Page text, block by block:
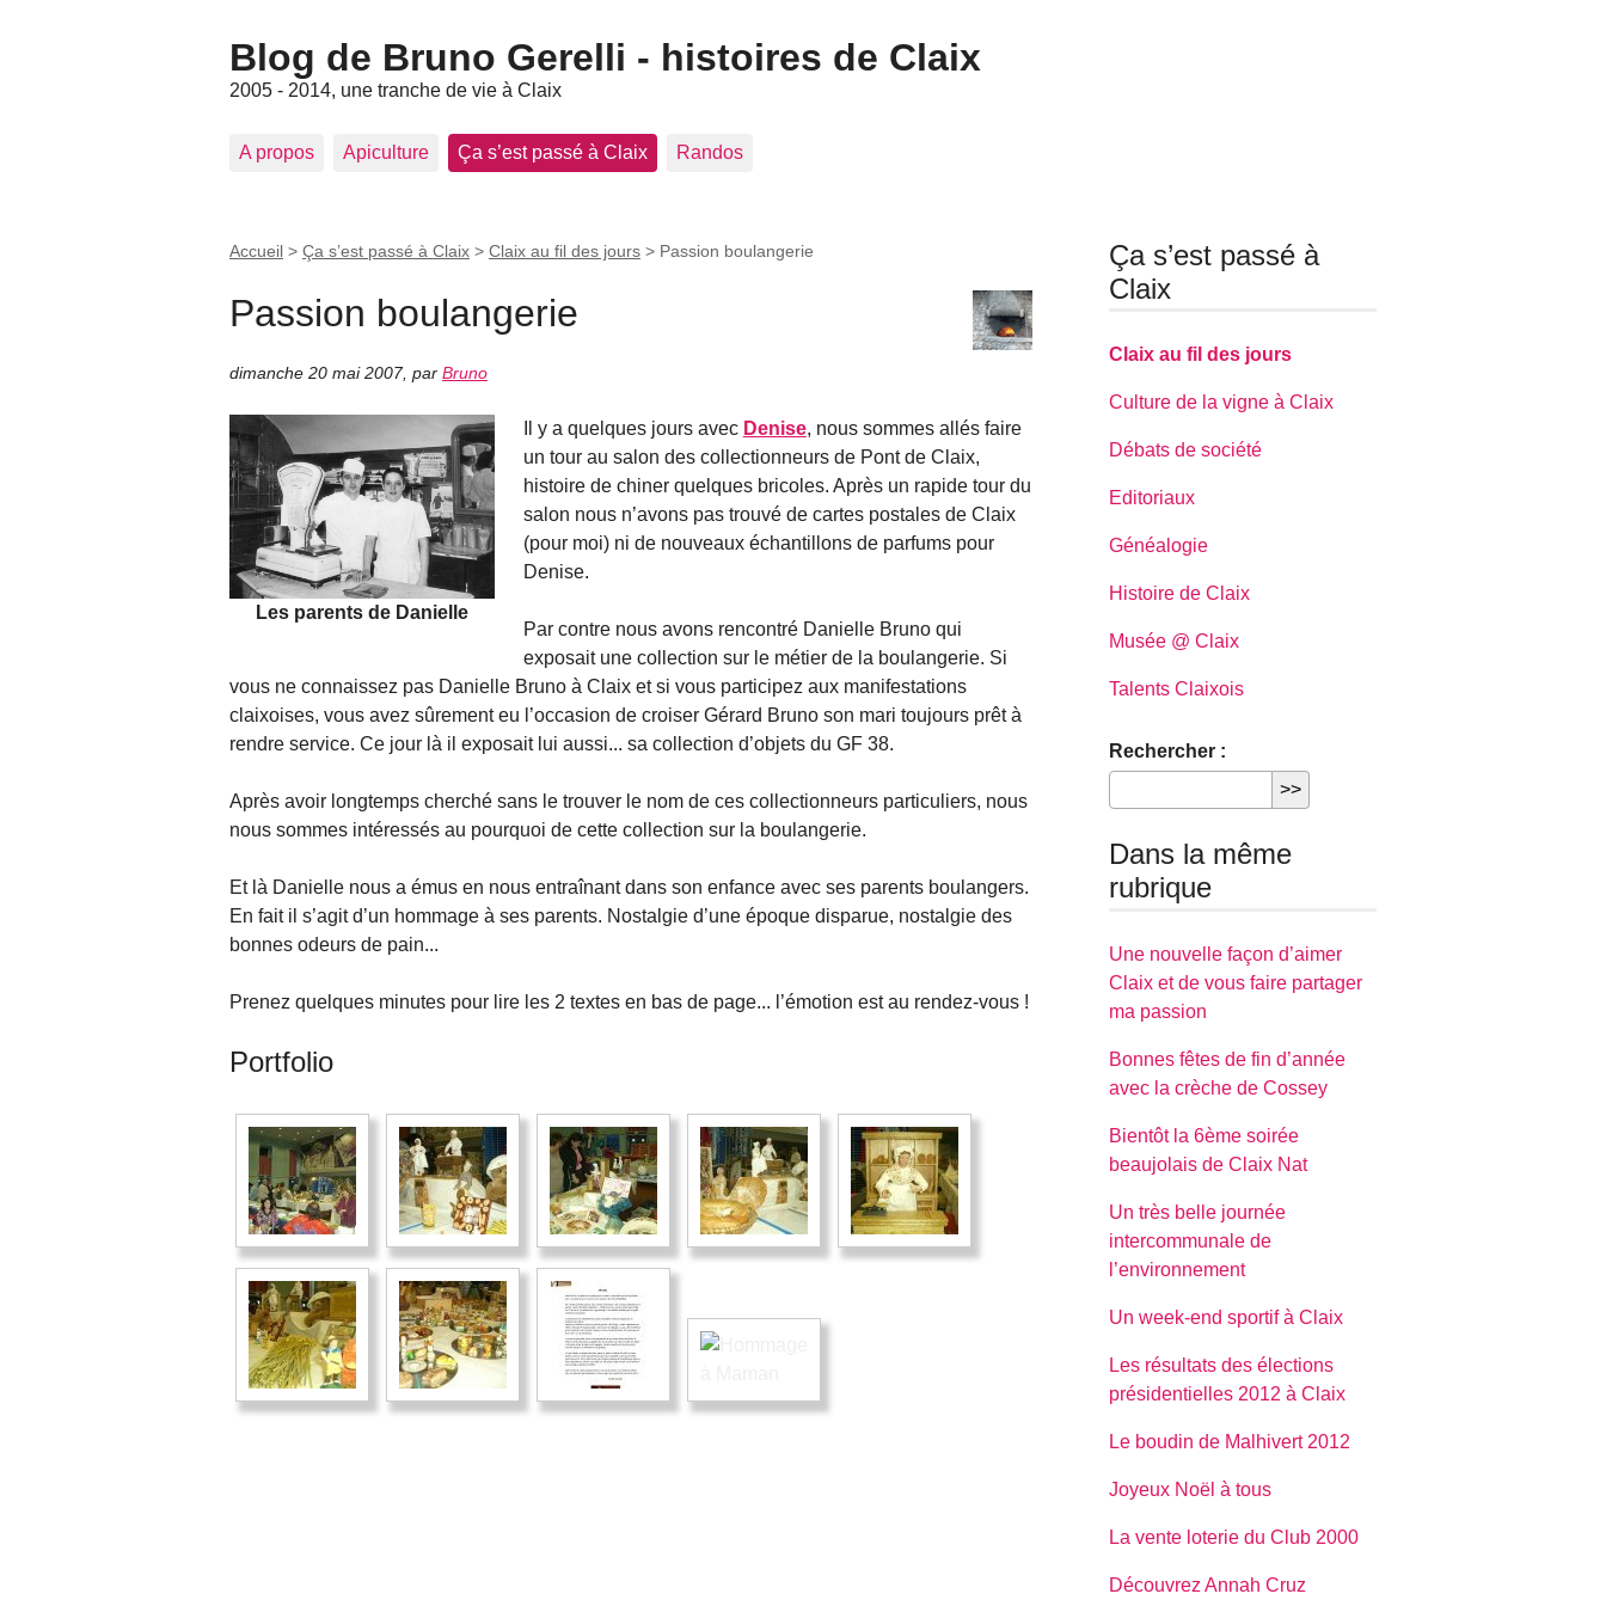
Blog de Bruno Gerelli - histoires de Claix
2005 - 2014, une tranche de vie à Claix
A propos Apiculture Ça s’est passé à Claix Randos
Accueil > Ça s’est passé à Claix > Claix au fil des jours > Passion boulangerie
Passion boulangerie
dimanche 20 mai 2007, par Bruno
Les parents de Danielle
Il y a quelques jours avec Denise, nous sommes allés faire
un tour au salon des collectionneurs de Pont de Claix,
histoire de chiner quelques bricoles. Après un rapide tour du
salon nous n’avons pas trouvé de cartes postales de Claix
(pour moi) ni de nouveaux échantillons de parfums pour
Denise.
Par contre nous avons rencontré Danielle Bruno qui
exposait une collection sur le métier de la boulangerie. Si
vous ne connaissez pas Danielle Bruno à Claix et si vous participez aux manifestations
claixoises, vous avez sûrement eu l’occasion de croiser Gérard Bruno son mari toujours prêt à
rendre service. Ce jour là il exposait lui aussi... sa collection d’objets du GF 38.
Après avoir longtemps cherché sans le trouver le nom de ces collectionneurs particuliers, nous
nous sommes intéressés au pourquoi de cette collection sur la boulangerie.
Et là Danielle nous a émus en nous entraînant dans son enfance avec ses parents boulangers.
En fait il s’agit d’un hommage à ses parents. Nostalgie d’une époque disparue, nostalgie des
bonnes odeurs de pain...
Prenez quelques minutes pour lire les 2 textes en bas de page... l’émotion est au rendez-vous !
Portfolio
Ça s’est passé à
Claix
Claix au fil des jours
Culture de la vigne à Claix
Débats de société
Editoriaux
Généalogie
Histoire de Claix
Musée @ Claix
Talents Claixois
Rechercher :
Dans la même
rubrique
Une nouvelle façon d’aimer
Claix et de vous faire partager
ma passion
Bonnes fêtes de fin d’année
avec la crèche de Cossey
Bientôt la 6ème soirée
beaujolais de Claix Nat
Un très belle journée
intercommunale de
l’environnement
Un week-end sportif à Claix
Les résultats des élections
présidentielles 2012 à Claix
Le boudin de Malhivert 2012
Joyeux Noël à tous
La vente loterie du Club 2000
Découvrez Annah Cruz